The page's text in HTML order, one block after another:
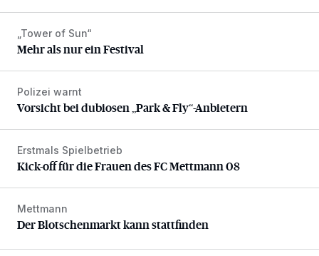
Mehr als nur ein Festival
„Tower of Sun“
Mehr als nur ein Festival
Vorsicht bei dubiosen „Park & Fly“-Anbietern
Polizei warnt
Vorsicht bei dubiosen „Park & Fly“-Anbietern
Kick-off für die Frauen des FC Mettmann 08
Erstmals Spielbetrieb
Kick-off für die Frauen des FC Mettmann 08
Der Blotschenmarkt kann stattfinden
Mettmann
Der Blotschenmarkt kann stattfinden